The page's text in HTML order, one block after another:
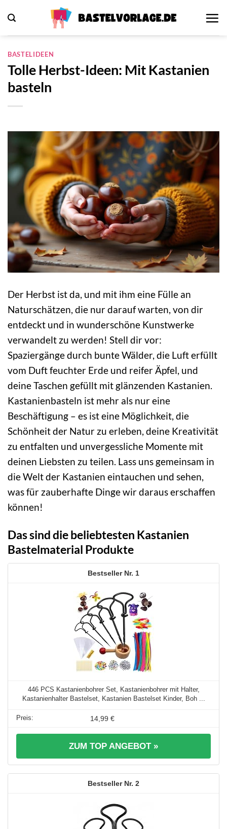
Inhalt
springen
BASTELIDEEN
Tolle Herbst-Ideen: Mit Kastanien
basteln
Der Herbst ist da, und mit ihm eine Fülle an
Naturschätzen, die nur darauf warten, von dir
entdeckt und in wunderschöne Kunstwerke
verwandelt zu werden! Stell dir vor:
Spaziergänge durch bunte Wälder, die Luft erfüllt
vom Duft feuchter Erde und reifer Äpfel, und
deine Taschen gefüllt mit glänzenden Kastanien.
Kastanienbasteln ist mehr als nur eine
Beschäftigung – es ist eine Möglichkeit, die
Schönheit der Natur zu erleben, deine Kreativität
zu entfalten und unvergessliche Momente mit
deinen Liebsten zu teilen. Lass uns gemeinsam in
die Welt der Kastanien eintauchen und sehen,
was für zauberhafte Dinge wir daraus erschaffen
können!
Das sind die beliebtesten Kastanien
Bastelmaterial Produkte
1
446 PCS Kastanienbohrer Set, Kastanienbohrer mit Halter,
Kastanienhalter Bastelset, Kastanien Bastelset Kinder, Boh ...
14,99 €
ZUM TOP ANGEBOT »
2